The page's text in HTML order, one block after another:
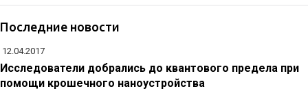
Последние новости
12.04.2017
Исследователи добрались до квантового предела при
помощи крошечного наноустройства